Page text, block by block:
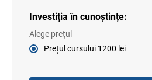
Investiția în cunoștințe:
Alege prețul
Prețul cursului 1200 lei